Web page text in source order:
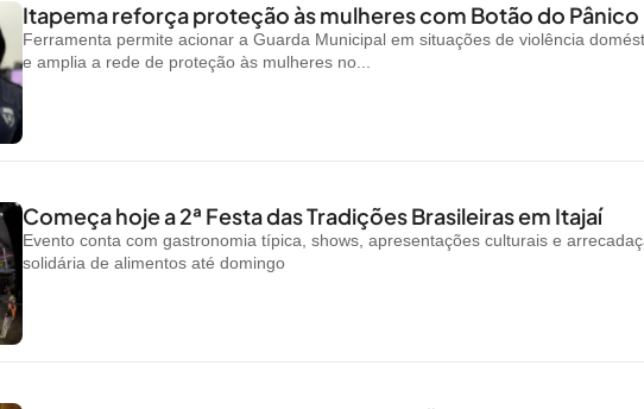
Itapema reforça proteção às mulheres com Botão do Pânico
Ferramenta permite acionar a Guarda Municipal em situações de violência
e amplia a rede de proteção às mulheres no...
Começa hoje a 2ª Festa das Tradições Brasileiras em Itajaí
Evento conta com gastronomia típica, shows, apresentações culturais e
solidária de alimentos até domingo